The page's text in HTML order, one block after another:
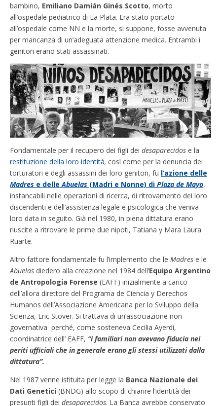
bambino, Emiliano Damián Ginés Scotto, morto
all’ospedale pediatrico di La Plata. Era stato portato
all’ospedale come NN e la morte, si suppone, fosse avvenuta
per mancanza di un’adeguata attenzione medica. Entrambi i
genitori erano stati assassinati.
Fondamentale per il recupero dei figli dei desaparecidos e la
restituzione della loro identità, così come per la denuncia dei
torturatori e degli assassini dei loro genitori, fu l’azione delle
Madres e delleAbuelas (Madri e Nonne) di Plaza de Mayo,
instancabili nelle operazioni di ricerca, di ritrovamento dei loro
discendenti e dell’assistenza legale e psicologica che veniva
loro data in seguito. Già nel 1980, in piena dittatura erano
riuscite a ritrovare le prime due nipoti, Tatiana y Mara Laura
Ruarte.
Altro fattore fondamentale fu l’implemento che le Madres e le
Abuelas diedero alla creazione nel 1984 dell’Equipo Argentino
de Antropologia Forense (EAFF) inizialmente a carico
dell’allora direttore del Programa de Ciencia y Derechos
Humanos dell’Associazione Americana per lo Sviluppo della
Scienza, Eric Stover. Si trattava di un’associazione non
governativa perché, come sosteneva Cecilia Ayerdi,
coordinatrice dell’ EAFF, “i familiari non avevano fiducia nei
periti ufficiali che in generale erano gli stessi utilizzati dalla
dittatura”.
Nel 1987 venne istituita per legge la Banca Nazionale dei
Dati Genetici (BNDG) allo scopo di chiarire l’identità dei
presunti figli dei desaparecidos. La Banca avrebbe conservato